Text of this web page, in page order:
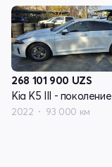
268 101 900 UZS
Kia K5 III - поколение
2022 93 000 км